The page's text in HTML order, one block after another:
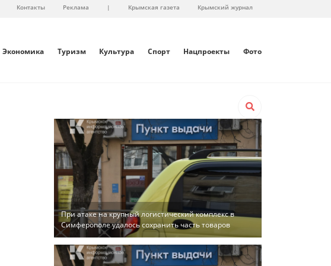
Контакты Реклама | Крымская газета Крымский журнал
Экономика Туризм Культура Спорт Нацпроекты Фото
При атаке на крупный логистический комплекс в
Симферополе удалось сохранить часть товаров